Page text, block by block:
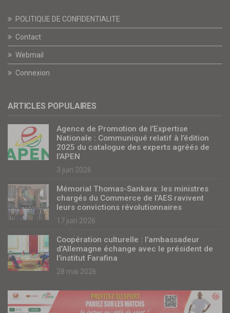
POLITIQUE DE CONFIDENTIALITE
Contact
Webmail
Connexion
ARTICLES POPULAIRES
Agence de Promotion de l’Expertise
Nationale : Communiqué relatif à l’édition
2025 du catalogue des experts agréés de
l’APEN
3 juin 2026
Mémorial Thomas-Sankara: les ministres
chargés du Commerce de l’AES ravivent
leurs convictions révolutionnaires
17 juin 2026
Coopération culturelle : l’ambassadeur
d’Allemagne échange avec le président de
l’institut Farafina
28 mai 2026